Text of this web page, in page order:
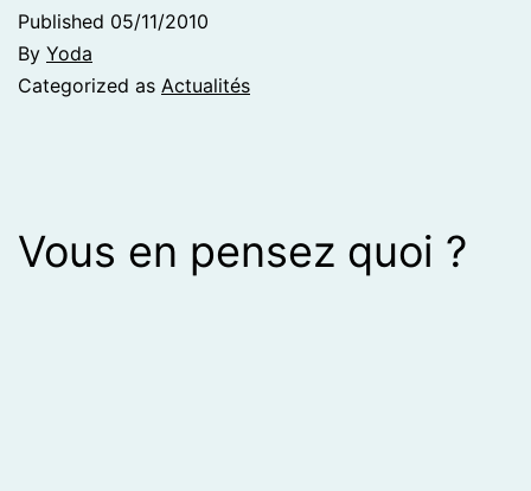
Published 05/11/2010
By Yoda
Categorized as Actualités
Vous en pensez quoi ?